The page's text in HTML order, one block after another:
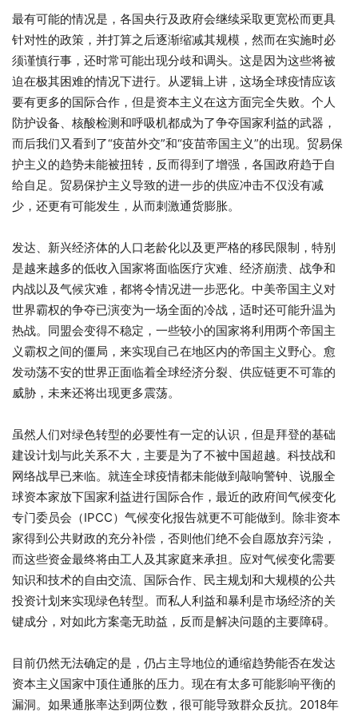
最有可能的情况是，各国央行及政府会继续采取更宽松而更具
针对性的政策，并打算之后逐渐缩减其规模，然而在实施时必
须谨慎行事，还时常可能出现分歧和调头。这是因为这些将被
迫在极其困难的情况下进行。从逻辑上讲，这场全球疫情应该
要有更多的国际合作，但是资本主义在这方面完全失败。个人
防护设备、核酸检测和呼吸机都成为了争夺国家利益的武器，
而后我们又看到了“疫苗外交”和“疫苗帝国主义”的出现。贸易保
护主义的趋势未能被扭转，反而得到了增强，各国政府趋于自
给自足。贸易保护主义导致的进一步的供应冲击不仅没有减
少，还更有可能发生，从而刺激通货膨胀。
发达、新兴经济体的人口老龄化以及更严格的移民限制，特别
是越来越多的低收入国家将面临医疗灾难、经济崩溃、战争和
内战以及气候灾难，都将令情况进一步恶化。中美帝国主义对
世界霸权的争夺已演变为一场全面的冷战，适时还可能升温为
热战。同盟会变得不稳定，一些较小的国家将利用两个帝国主
义霸权之间的僵局，来实现自己在地区内的帝国主义野心。愈
发动荡不安的世界正面临着全球经济分裂、供应链更不可靠的
威胁，未来还将出现更多震荡。
虽然人们对绿色转型的必要性有一定的认识，但是拜登的基础
建设计划与此关系不大，主要是为了不被中国超越。科技战和
网络战早已来临。就连全球疫情都未能做到敲响警钟、说服全
球资本家放下国家利益进行国际合作，最近的政府间气候变化
专门委员会（IPCC）气候变化报告就更不可能做到。除非资本
家得到公共财政的充分补偿，否则他们绝不会自愿放弃污染，
而这些资金最终将由工人及其家庭来承担。应对气候变化需要
知识和技术的自由交流、国际合作、民主规划和大规模的公共
投资计划来实现绿色转型。而私人利益和暴利是市场经济的关
键成分，对如此方案毫无助益，反而是解决问题的主要障碍。
目前仍然无法确定的是，仍占主导地位的通缩趋势能否在发达
资本主义国家中顶住通胀的压力。现在有太多可能影响平衡的
漏洞。如果通胀率达到两位数，很可能导致群众反抗。2018年